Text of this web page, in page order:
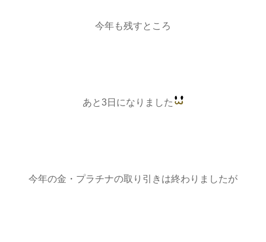
今年も残すところ
あと3日になりました
今年の金・プラチナの取り引きは終わりましたが